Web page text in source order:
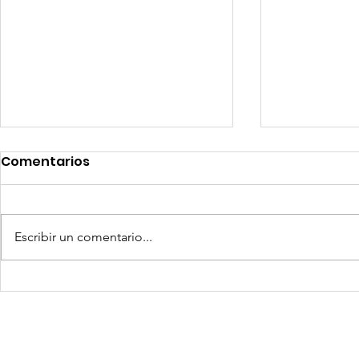
Competencia si: pero en
Comentarios
Escribir un comentario...